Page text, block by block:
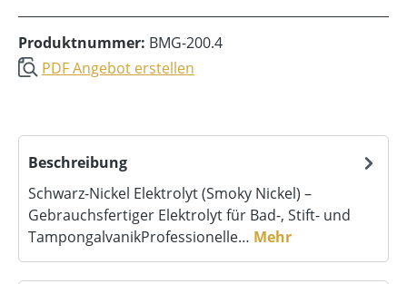
Produktnummer: BMG-200.4
PDF Angebot erstellen
Beschreibung
Schwarz-Nickel Elektrolyt (Smoky Nickel) –
Gebrauchsfertiger Elektrolyt für Bad-, Stift- und
TampongalvanikProfessionelle… Mehr